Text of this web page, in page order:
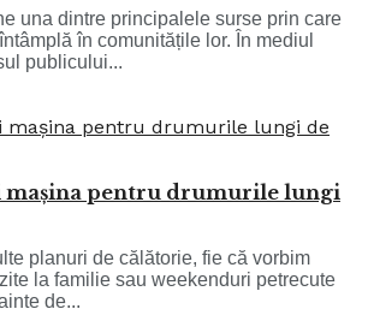
una dintre principalele surse prin care
în comunitățile lor. În mediul
publicului...
mașina pentru drumurile lungi
planuri de călătorie, fie că vorbim
la familie sau weekenduri petrecute
de...